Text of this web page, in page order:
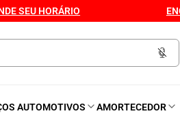
SEU HORÁRIO
AUTOMOTIVOS AMORTECEDOR